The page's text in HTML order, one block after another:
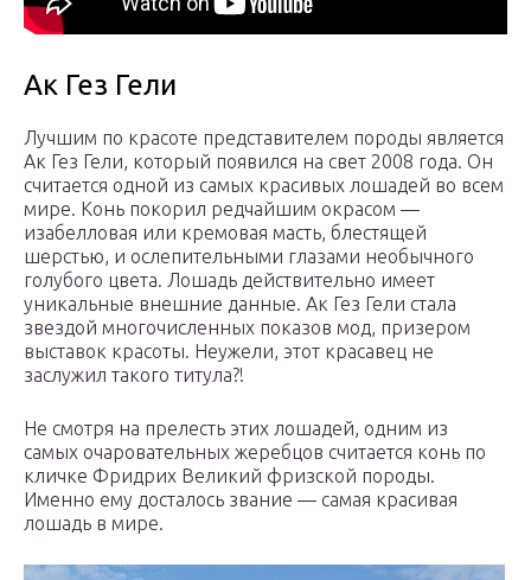
Ак Гез Гели
Лучшим по красоте представителем породы является
Ак Гез Гели, который появился на свет 2008 года. Он
считается одной из самых красивых лошадей во всем
мире. Конь покорил редчайшим окрасом —
изабелловая или кремовая масть, блестящей
шерстью, и ослепительными глазами необычного
голубого цвета. Лошадь действительно имеет
уникальные внешние данные. Ак Гез Гели стала
звездой многочисленных показов мод, призером
выставок красоты. Неужели, этот красавец не
заслужил такого титула?!
Не смотря на прелесть этих лошадей, одним из
самых очаровательных жеребцов считается конь по
кличке Фридрих Великий фризской породы.
Именно ему досталось звание — самая красивая
лошадь в мире.